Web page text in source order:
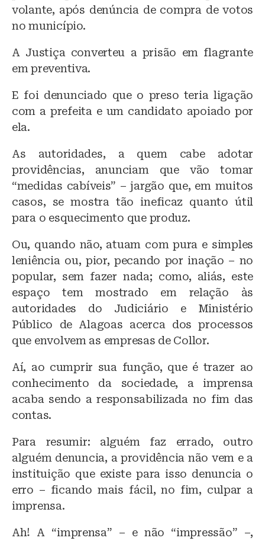
volante, após denúncia de compra de votos
no município.
A Justiça converteu a prisão em flagrante
em preventiva.
E foi denunciado que o preso teria ligação
com a prefeita e um candidato apoiado por
ela.
As autoridades, a quem cabe adotar
providências, anunciam que vão tomar
“medidas cabíveis” – jargão que, em muitos
casos, se mostra tão ineficaz quanto útil
para o esquecimento que produz.
Ou, quando não, atuam com pura e simples
leniência ou, pior, pecando por inação – no
popular, sem fazer nada; como, aliás, este
espaço tem mostrado em relação às
autoridades do Judiciário e Ministério
Público de Alagoas acerca dos processos
que envolvem as empresas de Collor.
Aí, ao cumprir sua função, que é trazer ao
conhecimento da sociedade, a imprensa
acaba sendo a responsabilizada no fim das
contas.
Para resumir: alguém faz errado, outro
alguém denuncia, a providência não vem e a
instituição que existe para isso denuncia o
erro – ficando mais fácil, no fim, culpar a
imprensa.
Ah! A “imprensa” – e não “impressão” –,